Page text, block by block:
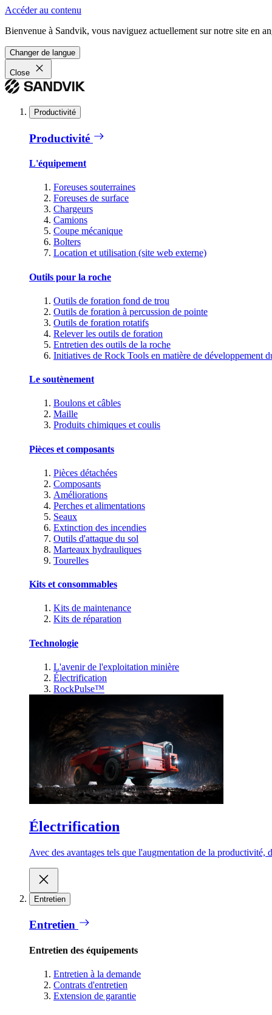
Accéder au contenu
Bienvenue à Sandvik, vous naviguez actuellement sur notre site en
Changer de langue
Close
Productivité
Productivité
L'équipement
Foreuses souterraines
Foreuses de surface
Chargeurs
Camions
Coupe mécanique
Bolters
Location et utilisation (site web externe)
Outils pour la roche
Outils de foration fond de trou
Outils de foration à percussion de pointe
Outils de foration rotatifs
Relever les outils de foration
Entretien des outils de la roche
Initiatives de Rock Tools en matière de développement
Le soutènement
Boulons et câbles
Maille
Produits chimiques et coulis
Pièces et composants
Pièces détachées
Composants
Améliorations
Perches et alimentations
Seaux
Extinction des incendies
Outils d'attaque du sol
Marteaux hydrauliques
Tourelles
Kits et consommables
Kits de maintenance
Kits de réparation
Technologie
L'avenir de l'exploitation minière
Électrification
RockPulse™
Électrification
Avec des avantages tels que l'augmentation de la
Entretien
Entretien
Entretien des équipements
Entretien à la demande
Contrats d'entretien
Extension de garantie